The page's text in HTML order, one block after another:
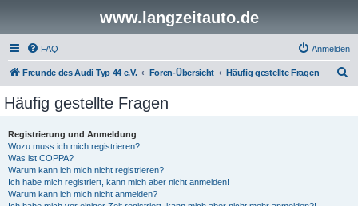
www.langzeitauto.de
FAQ Anmelden
Freunde des Audi Typ 44 e.V. Foren-Übersicht Häufig gestellte Fragen
Häufig gestellte Fragen
Registrierung und Anmeldung
Wozu muss ich mich registrieren?
Was ist COPPA?
Warum kann ich mich nicht registrieren?
Ich habe mich registriert, kann mich aber nicht anmelden!
Warum kann ich mich nicht anmelden?